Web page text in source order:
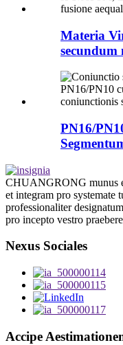
Materia
PN16/
CHUANGRONG munus
et integram pro systemate
professionaliter
pro incepto vestro
Nexus Sociales
Accipe